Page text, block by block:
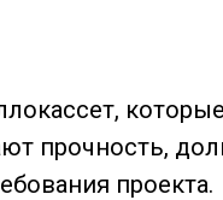
прочность,
проекта.